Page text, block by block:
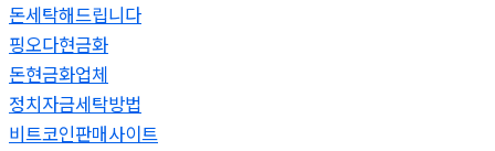
돈세탁해드립니다
핑오다현금화
돈현금화업체
정치자금세탁방법
비트코인판매사이트